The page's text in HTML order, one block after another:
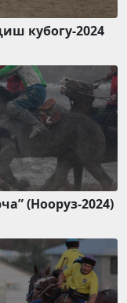
кубогу-2024
(Нооруз-2024)